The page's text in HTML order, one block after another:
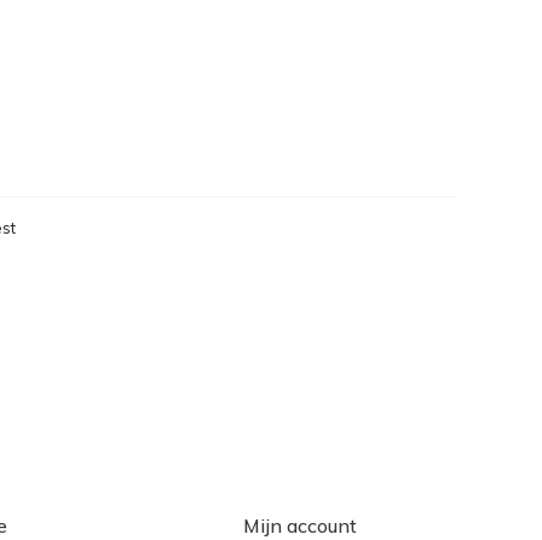
Mijn account